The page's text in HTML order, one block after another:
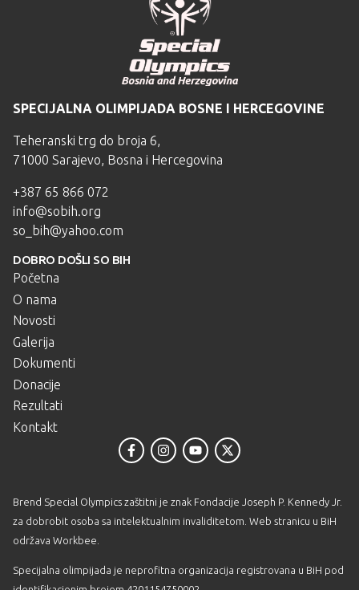
SPECIJALNA OLIMPIJADA BOSNE I HERCEGOVINE
Teheranski trg do broja 6,
71000 Sarajevo, Bosna i Hercegovina
+387 65 866 072
info@sobih.org
so_bih@yahoo.com
DOBRO DOŠLI SO BIH
Početna
O nama
Novosti
Galerija
Dokumenti
Donacije
Rezultati
Kontakt
Brend Special Olympics zaštitni je znak Fondacije Joseph P. Kennedy Jr.
za dobrobit osoba sa intelektualnim invaliditetom. Web stranicu u BiH
održava Workbee
Specijalna olimpijada je neprofitna organizacija registrovana u BiH pod